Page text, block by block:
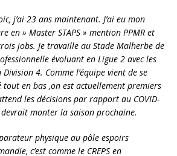
j’ai 23 ans maintenant. J’ai eu mon
en » Master STAPS » mention PPMR et
jobs. Je travaille au Stade Malherbe de
évoluant en Ligue 2 avec les
4. Comme l’équipe vient de se
tout en bas ,on est actuellement premiers
les décisions par rapport au COVID-
monter la saison prochaine.
physique au pôle espoirs
c’est comme le CREPS en